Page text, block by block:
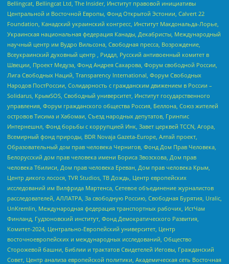
Bellingcat, Bellingcat Ltd, The Insider, Институт правовой инициативы
Центральной и Восточной Европы, Фонд Открытой Эстонии, Calvert 22
Foundation, Канадский украинский конгресс, Институт Макдональда-Лорье,
Украинская национальная федерация Канады, Декабристы, Международный
научный центр им Вудро Вильсона, Свободная пресса, Возрождение,
Всеукраинский духовный центр , Риддл, Русский антивоенный комитет в
Швеции, Проект Медуза, Фонд Андрея Сахарова, Форум свободной России,
Лига Свободных Наций, Transparеncy International, Форум Свободных
Народов ПостРоссии, Солидарность с гражданским движением в России –
Solidarus, КрымSOS, Свободный университет, Институт государственного
управления, Форум гражданского общества Россия, Беллона, Союз жителей
островов Тисима и Хабомаи, Съезд народных депутатов, Гринпис
Интернешнл, Фонд борьбы с коррупцией Инк, Завет церквей TCCN, Агора,
Всемирный фонд природы, BDR Novaja Gazeta-Europe, Алтай проект,
Образовательный дом прав человека Чернигов, Фонд Дом Прав Человека,
Белорусский дом прав человека имени Бориса Звозскова, Дом прав
человека Тбилиси, Дом прав человека Ереван, Дом прав человека Крым,
Центр дикого лосося, TVR Studios, ТВ Дождь, Центр европейских
исследований им Вилфрида Мартенса, Сетевое объединение журналистов
расследователей, АЛЛАТРА, За свободную Россию, Свободная Бурятия, Uralic,
UnKremlin, Международная федерация транспортных рабочих, ИстЧам
Финланд, Гудзоновский институт, Фонд Демократического Развития,
Комитет-2024, Центрально-Европейский университет, Центр
восточноевропейских и международных исследований, Общество
Сторожевой башни, Библии и трактатов Свидетелей Иеговы, Гражданский
Совет, Центр анализа европейской политики, Академическая сеть Восточная